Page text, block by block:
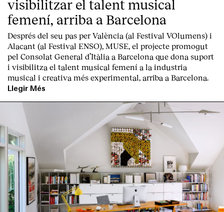
visibilitzar el talent musical
femení, arriba a Barcelona
Després del seu pas per València (al Festival VOlumens) i
Alacant (al Festival ENSO), MUSE, el projecte promogut
pel Consolat General d’Itàlia a Barcelona que dona suport
i visibilitza el talent musical femení a la industria
musical i creativa més experimental, arriba a Barcelona.
Llegir Més